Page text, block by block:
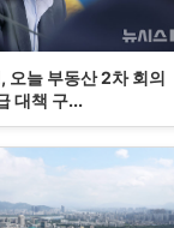
오늘 부동산 2차 회의
대책 구...